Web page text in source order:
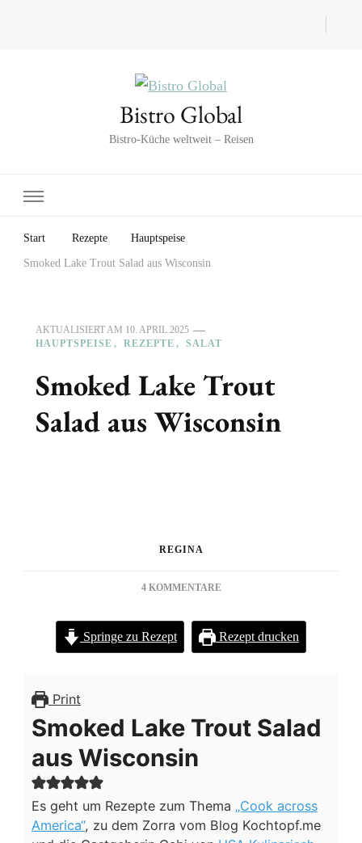
Bistro Global
Bistro-Küche weltweit – Reisen
Start Rezepte Hauptspeise
Smoked Lake Trout Salad aus Wisconsin
AKTUALISIERT AM 10. APRIL 2025
HAUPTSPEISE
REZEPTE SALAT
Smoked Lake Trout
Salad aus Wisconsin
REGINA
4 KOMMENTAREZU
LAKE
TROUT
SALAD
Springe zu Rezept Rezept drucken
Print
Smoked Lake Trout Salad
aus Wisconsin
Es geht um Rezepte zum Thema „Cook across
America“, zu dem Zorra vom Blog Kochtopf.me